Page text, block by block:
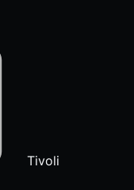
Tivoli